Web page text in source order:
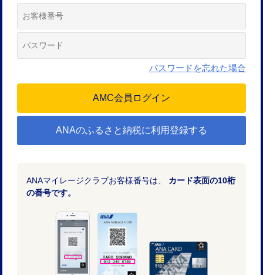
パスワードを忘れた場合
ANAのふるさと納税に利用登録する
ANAマイレージクラブお客様番号は、 カード表面の10桁
の番号です。